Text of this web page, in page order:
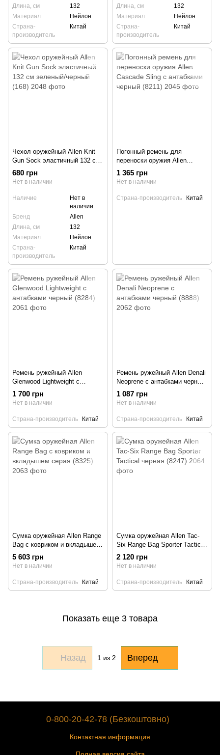
Длина, см
132
Материал
Нейлон
Страна-
производитель
Китай
Длина, см
132
Материал
Нейлон
Страна-
производитель
Китай
Чехол оружейный Allen Knit
Gun Sock эластичный 132 см
зеленый/черный (168)
680 грн
Нет в наличии
Наличие
Нет в
наличии
Бренд
Allen
Длина, см
132
Материал
Нейлон
Страна-
производитель
Китай
Погонный ремень для
переноски оружия Allen
Cascade Sling с антабками
черный (8211)
1 365 грн
Нет в наличии
Страна-производитель Китай
Ремень ружейный Allen
Glenwood Lightweight с
антабками черный (8284)
1 700 грн
Нет в наличии
Страна-производитель Китай
Ремень ружейный Allen Denali
Neoprene с антабками черный
(8888)
1 087 грн
Нет в наличии
Страна-производитель Китай
Сумка оружейная Allen Range
Bag с ковриком и вкладышем
серая (8325)
5 603 грн
Нет в наличии
Страна-производитель Китай
Сумка оружейная Allen Tac-
Six Range Bag Sporter Tactical
черная (8247)
2 120 грн
Нет в наличии
Страна-производитель Китай
Показать еще 3 товара
Назад 1из 2 Вперед
0-800-20-42-78 (Безкоштовно)
Контактная информация